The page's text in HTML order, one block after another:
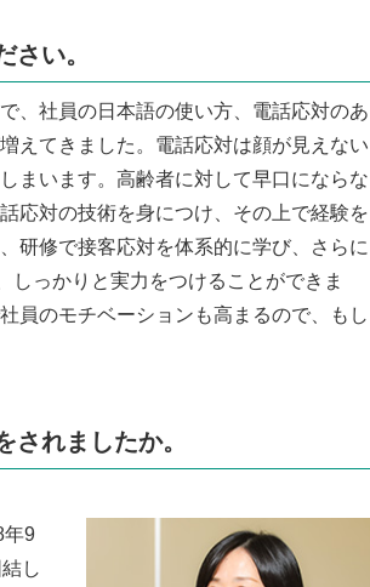
さい。
、社員の日本語の使い方、電話応対のあ
えてきました。電話応対は顔が見えない
まいます。高齢者に対して早口にならな
応対の技術を身につけ、その上で経験を
研修で接客応対を体系的に学び、さらに
っかりと実力をつけることができま
員のモチベーションも高まるので、もし
れましたか。
年9
し